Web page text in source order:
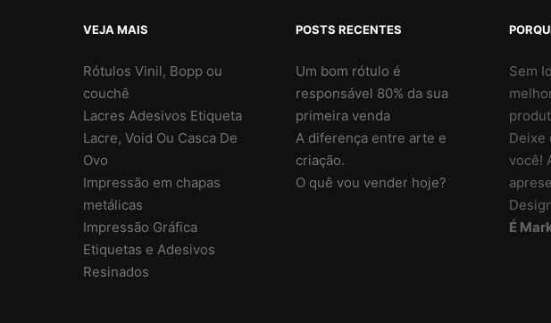
VEJA MAIS
Rótulos Vinil, Bopp ou
couchê
Lacres Adesivos Etiqueta
Lacre, Void Ou Casca De
Ovo
Impressão em chapas
metálicas
Impressão Gráfica
Etiquetas e Adesivos
Resinados
POSTS RECENTES
Um bom rótulo é
responsável 80% da sua
primeira venda
A diferença entre arte e
criação.
O quê vou vender hoje?
Sem
Deixe
você!
É